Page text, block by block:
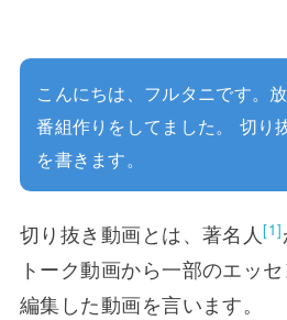
こんにちは、フルタニです。
番組作りをしてました。 切り
を書きます。
切り抜き動画とは、著名人[1]
トーク動画から一部のエッ
編集した動画を言います。